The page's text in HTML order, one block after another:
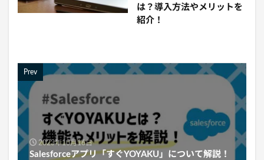
は？導入方法やメリットを
紹介！
Prev
2023年10月16日
Salesforceアプリ「すぐYOYAKU」について解説！